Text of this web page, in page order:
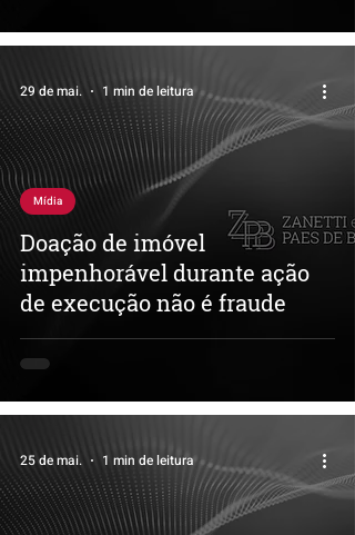
Doação de imóvel
impenhorável durante ação
de execução não é fraude
Mídia
29 de mai. 1 min de leitura
25 de mai. 1 min de leitura